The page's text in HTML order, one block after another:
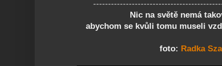
Nic na světě nemá
abychom se kvůli tomu museli
foto: Radka